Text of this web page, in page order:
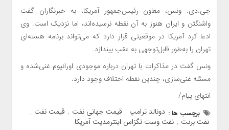
جی.دی. ونس، معاون رئیس‌جمهور آمریکا، به خبرنگاران گفت
واشنگتن و ایران هنوز به آن نقطه نرسیده‌اند، اما نزدیک است. وی
ادعا کرد آمریکا در موقعیتی قرار دارد که می‌تواند برنامه هسته‌ای
تهران را به‌طور قابل‌توجهی به عقب بیندازد.
ونس گفت در مذاکرات با تهران درباره موجودی اورانیوم غنی‌شده و
مسئله غنی‌سازی، چندین نقطه اختلاف وجود دارد.
انتهای پیام/
برچسب ها : دونالد ترامپ , قیمت جهانی نفت , قیمت نفت ,
نفت برنت , نفت وست تگزاس اینترمدیت آمریکا